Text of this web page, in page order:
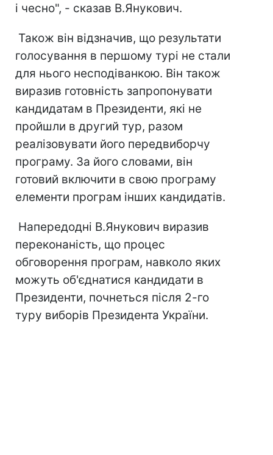
і чесно", - сказав В.Янукович.
Також він відзначив, що результати
голосування в першому турі не стали
для нього несподіванкою. Він також
виразив готовність запропонувати
кандидатам в Президенти, які не
пройшли в другий тур, разом
реалізовувати його передвиборчу
програму. За його словами, він
готовий включити в свою програму
елементи програм інших кандидатів.
Напередодні В.Янукович виразив
переконаність, що процес
обговорення програм, навколо яких
можуть об'єднатися кандидати в
Президенти, почнеться після 2-го
туру виборів Президента України.